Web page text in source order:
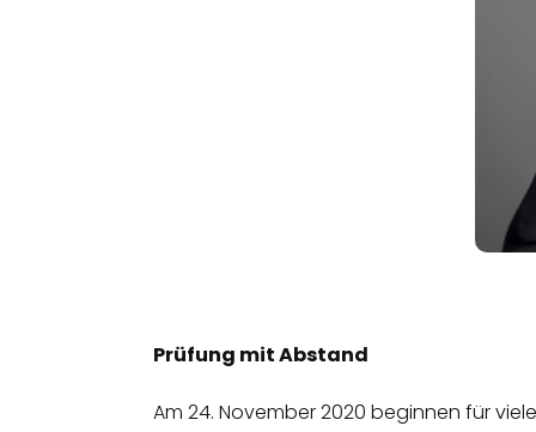
Prüfung mit Abstand
Am 24. November 2020 beginnen für